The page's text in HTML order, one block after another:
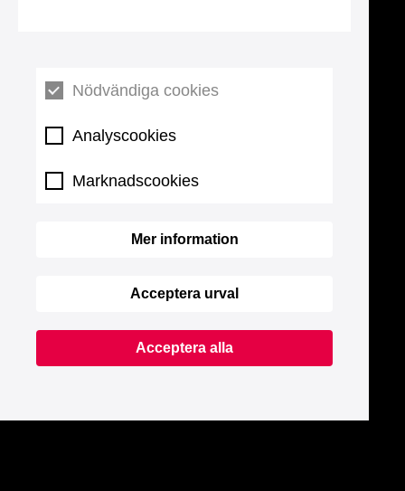
Nödvändiga cookies
Analyscookies
Marknadscookies
Mer information
Acceptera urval
Acceptera alla